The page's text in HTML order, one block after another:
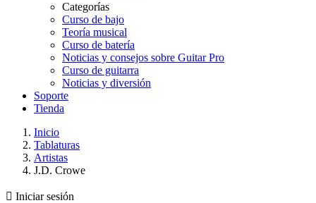
Categorías
Curso de bajo
Teoría musical
Curso de batería
Noticias y consejos sobre Guitar Pro
Curso de guitarra
Noticias y diversión
Soporte
Tienda
Inicio
Tablaturas
Artistas
J.D. Crowe
 Iniciar sesión